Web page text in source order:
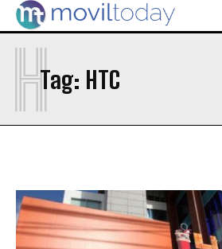
Tag: HTC
H